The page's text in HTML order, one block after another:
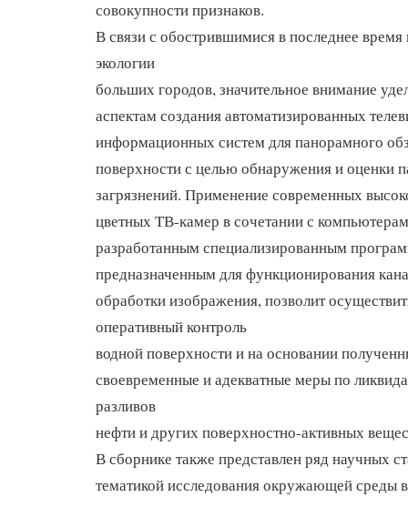
совокупности признаков.
В связи с обострившимися в последнее
экологии
больших городов, значительное внимание
аспектам создания автоматизированных
информационных систем для панорамного
поверхности с целью обнаружения и оценки
загрязнений. Применение современных
цветных ТВ-камер в сочетании с
разработанным специализированным
предназначенным для функционирования
обработки изображения, позволит
оперативный контроль
водной поверхности и на основании
своевременные и адекватные меры по
разливов
нефти и других поверхностно-активных
В сборнике также представлен ряд научных
тематикой исследования окружающей среды